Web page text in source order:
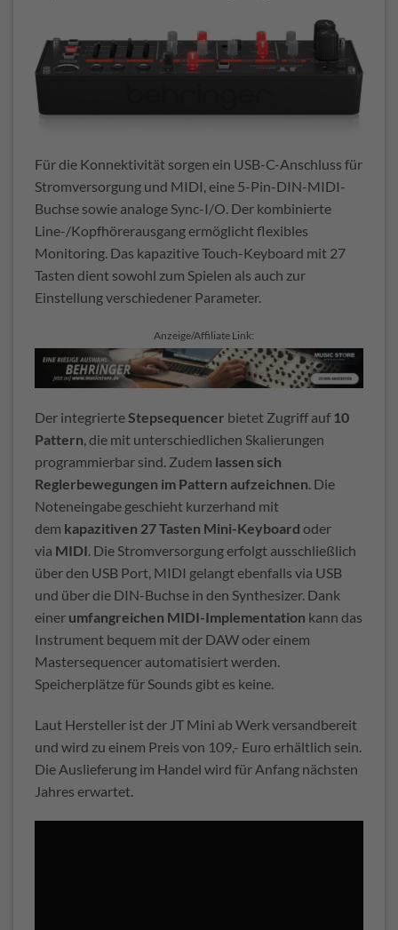
Für die Konnektivität sorgen ein USB-C-Anschluss für
Stromversorgung und MIDI, eine 5-Pin-DIN-MIDI-
Buchse sowie analoge Sync-I/O. Der kombinierte
Line-/Kopfhörerausgang ermöglicht flexibles
Monitoring. Das kapazitive Touch-Keyboard mit 27
Tasten dient sowohl zum Spielen als auch zur
Einstellung verschiedener Parameter.
Anzeige/Affiliate Link:
Der integrierteStepsequencer bietet Zugriff auf 10
Pattern, die mit unterschiedlichen Skalierungen
programmierbar sind. Zudem lassen sich
Reglerbewegungen im Pattern aufzeichnen. Die
Noteneingabe geschieht kurzerhand mit
dem kapazitiven 27 Tasten Mini-Keyboard oder
via MIDI. Die Stromversorgung erfolgt ausschließlich
über den USB Port, MIDI gelangt ebenfalls via USB
und über die DIN-Buchse in den Synthesizer. Dank
einer umfangreichen MIDI-Implementation kann das
Instrument bequem mit der DAW oder einem
Mastersequencer automatisiert werden.
Speicherplätze für Sounds gibt es keine.
Laut Hersteller ist der JT Mini ab Werk versandbereit
und wird zu einem Preis von 109,- Euro erhältlich sein.
Die Auslieferung im Handel wird für Anfang nächsten
Jahres erwartet.